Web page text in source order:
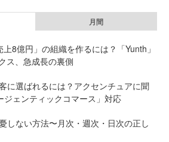
月間
8億円」の組織を作るには？「Yunth」
ス、急成長の裏側
に選ばれるには？アクセンチュアに聞
ジェンティックコマース」対応
しない方法〜月次・週次・日次の正し